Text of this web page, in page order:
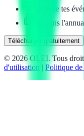
Diffuse tes
Rejoins
Télécharger gratuitement
© 2026OLEI. Tous
d'utilisation | Politique